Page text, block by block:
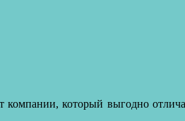
компании, который выгодно